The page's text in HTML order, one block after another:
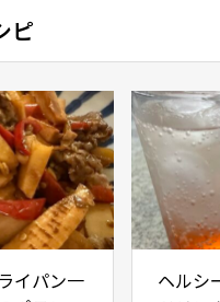
ピ
イパン一
ヘルシ